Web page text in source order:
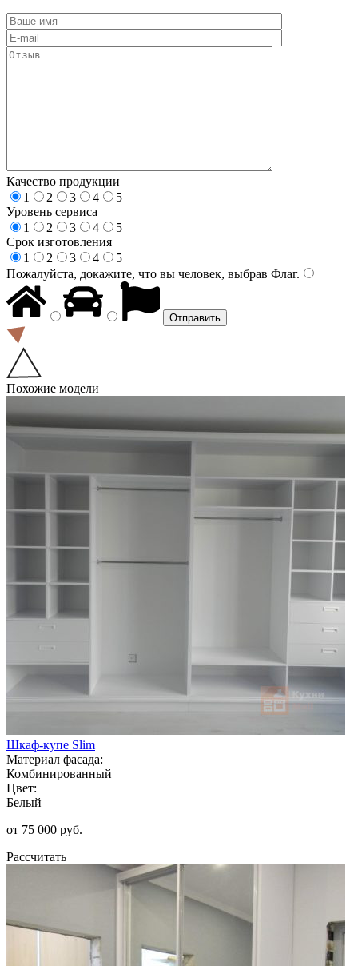
Качество продукции
1
2 3 4
5
Уровень сервиса
1
2 3 4
5
Срок изготовления
1
2 3 4
5
Пожалуйста, докажите, что вы человек, выбрав Флаг.
Похожие модели
Шкаф-купе Slim
Материал фасада:
Комбинированный
Цвет:
Белый
от 75 000 руб.
Рассчитать